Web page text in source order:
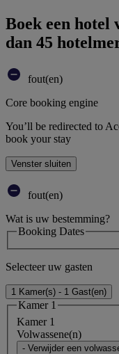
Boek een hotel
dan 45
fout(en)
Core booking engine
You’ll be redirected to
book your stay
Venster sluiten
fout(en)
Wat is uw bestemming?
Booking Dates
Selecteer uw gasten
1 Kamer(s) - 1 Gast(en)
Kamer 1
Kamer 1
Volwassene(n)
- Verwijder een